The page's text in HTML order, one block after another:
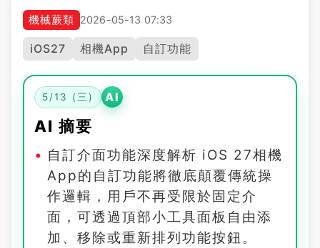
機械蕨類 2026-05-13 07:33
iOS27 相機App 自訂功能
5/13 (三) AI
AI 摘要
自訂介面功能深度解析 iOS 27相機
App的自訂功能將徹底顛覆傳統操
作邏輯，用戶不再受限於固定介
面，可透過頂部小工具面板自由添
加、移除或重新排列功能按鈕。